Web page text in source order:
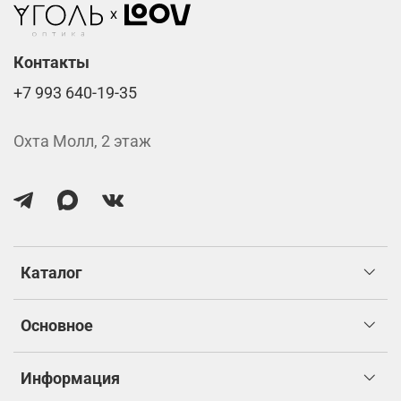
Стоимость указана за две линзы вместе с
изготовлением.
Каталог
Основное
Информация
Контакты
+7 993 640-19-35
Охта Молл, 2 этаж